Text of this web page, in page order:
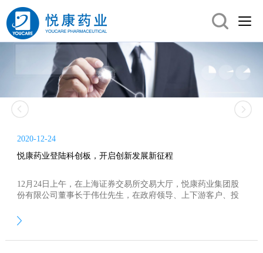
2020-12-24
悦康药业登陆科创板，开启创新发展新征程
12月24日上午，在上海证券交易所交易大厅，悦康药业集团股
份有限公司董事长于伟仕先生，在政府领导、上下游客户、投
券交易所的上市铜锣，悦康药业正式登陆上交所科创板。